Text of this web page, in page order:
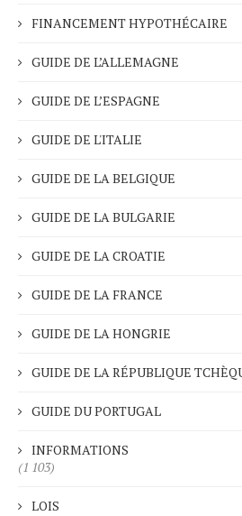
FINANCEMENT HYPOTHÉCAIRE
GUIDE DE L’ALLEMAGNE
GUIDE DE L’ESPAGNE
GUIDE DE L'ITALIE
GUIDE DE LA BELGIQUE
GUIDE DE LA BULGARIE
GUIDE DE LA CROATIE
GUIDE DE LA FRANCE
GUIDE DE LA HONGRIE
GUIDE DE LA RÉPUBLIQUE
GUIDE DU PORTUGAL
INFORMATIONS
(1 103)
LOIS